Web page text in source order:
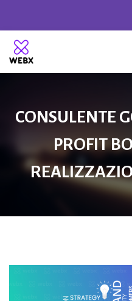
CONSULENTE
PROFIT